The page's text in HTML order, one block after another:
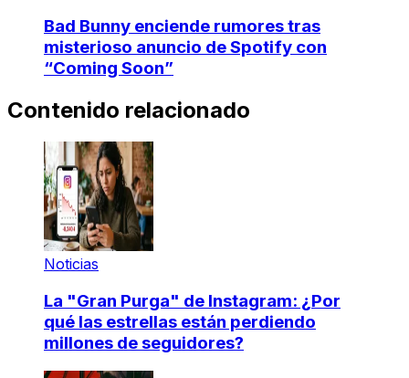
Bad Bunny enciende rumores tras
misterioso anuncio de Spotify con
“Coming Soon”
Contenido relacionado
Noticias
La "Gran Purga" de Instagram: ¿Por
qué las estrellas están perdiendo
millones de seguidores?